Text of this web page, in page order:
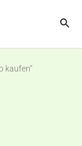
kaufen“